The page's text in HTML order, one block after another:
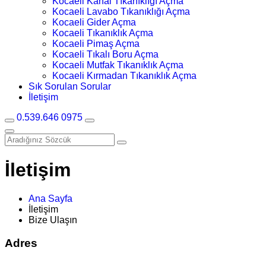
Kocaeli Lavabo Tıkanıklığı Açma
Kocaeli Gider Açma
Kocaeli Tıkanıklık Açma
Kocaeli Pimaş Açma
Kocaeli Tıkalı Boru Açma
Kocaeli Mutfak Tıkanıklık Açma
Kocaeli Kırmadan Tıkanıklık Açma
Sık Sorulan Sorular
İletişim
0.539.646 0975
İletişim
Ana Sayfa
İletişim
Bize Ulaşın
Adres